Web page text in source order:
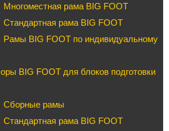
Многоместная рама BIG FOOT
Стандартная рама BIG FOOT
Рамы BIG FOOT по индивидуальному
BIG FOOT для блоков подготовки
Сборные рамы
Стандартная рама BIG FOOT